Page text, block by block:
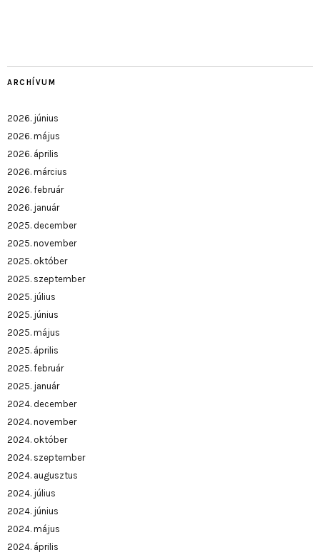
ARCHÍVUM
2026. június
2026. május
2026. április
2026. március
2026. február
2026. január
2025. december
2025. november
2025. október
2025. szeptember
2025. július
2025. június
2025. május
2025. április
2025. február
2025. január
2024. december
2024. november
2024. október
2024. szeptember
2024. augusztus
2024. július
2024. június
2024. május
2024. április